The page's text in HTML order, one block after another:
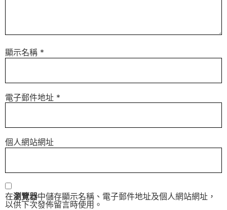
顯示名稱 *
電子郵件地址 *
個人網站網址
在瀏覽器中儲存顯示名稱、電子郵件地址及個人網站網址，
以供下次發佈留言時使用。